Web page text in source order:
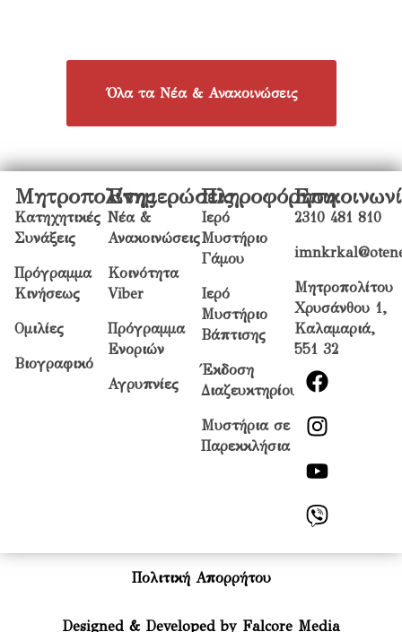
Όλα τα Νέα & Ανακοινώσεις
Μητροπολίτης
Κατηχητικές
Συνάξεις
Πρόγραμμα
Κινήσεως
Ομιλίες
Βιογραφικό
Ενημερώσεις
Νέα &
Ανακοινώσεις
Κοινότητα
Viber
Πρόγραμμα
Ενοριών
Αγρυπνίες
Πληροφόρηση
Ιερό
Μυστήριο
Γάμου
Ιερό
Μυστήριο
Βάπτισης
Έκδοση
Διαζευκτηρίου
Μυστήρια σε
Παρεκκλήσια
2310 481 810
Μητροπολίτου
Χρυσάνθου 1,
Καλαμαριά,
551 32
Πολιτική Απορρήτου
Designed & Developed by Falcore Media